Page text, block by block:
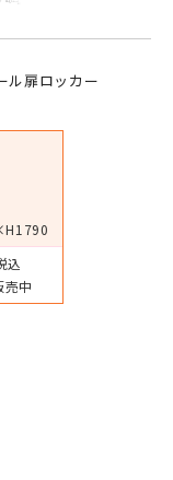
ル扉ロッカー
込
売中